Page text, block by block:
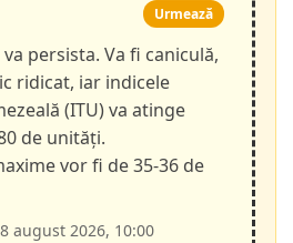
Urmează
persista. Va fi caniculă,
ridicat, iar indicele
(ITU) va atinge
de unități.
vor fi de 35-36 de
august 2026, 10:00